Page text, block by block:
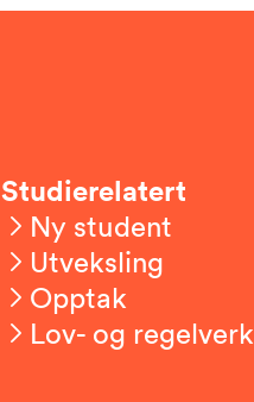
Studierelatert
Ny student
Utveksling
Opptak
Lov- og regelverk